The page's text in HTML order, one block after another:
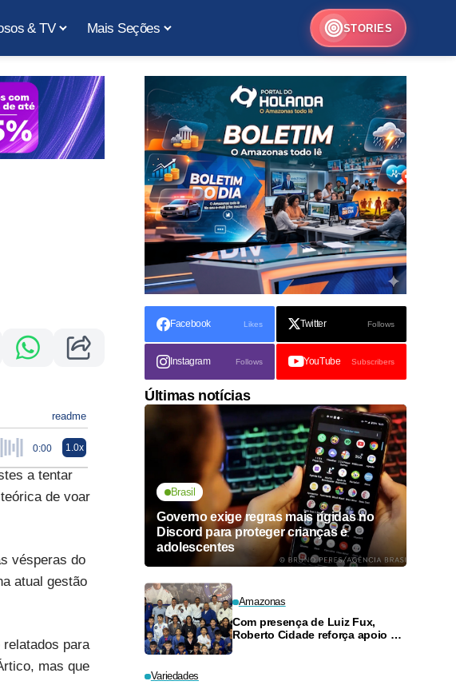
& TV Mais Seções STORIES
readme
0:00 1.0x
a tentar
de voar
vésperas do
atual gestão
para
mas que
Facebook Likes Twitter Follows
Instagram Follows YouTube Subscribers
Últimas notícias
Brasil
Governo exige regras mais rígidas no
Discord para proteger crianças e
adolescentes
Amazonas
Com presença de Luiz Fux,
Roberto Cidade reforça apoio a
Variedades